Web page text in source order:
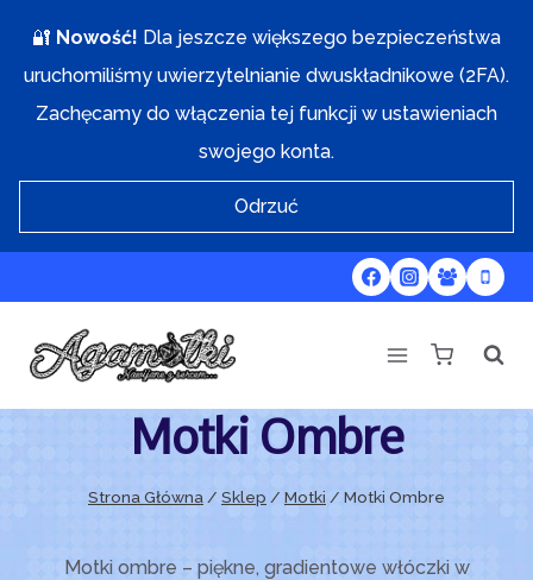
🔐 Nowość! Dla jeszcze większego bezpieczeństwa
uruchomiliśmy uwierzytelnianie dwuskładnikowe (2FA).
Zachęcamy do włączenia tej funkcji w ustawieniach
swojego konta.
Odrzuć
Motki Ombre
Strona Główna / Sklep / Motki / Motki Ombre
Motki ombre – piękne, gradientowe włóczki w